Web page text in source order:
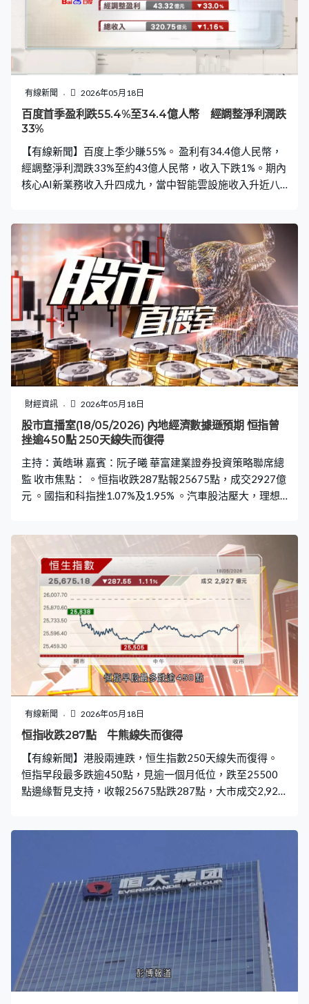
破底跌逾1%，本周派成績表的百度及網易亦下跌。車股捱
沽，新車減價的理想跌14%是表現最差藍籌，首季虧損擴
大的零跑跌近8%。內地4月經濟數據遜預期，內房股受
壓，其中，龍湖跌7%。中資電訊股逆市升，推出商用
Token套餐的中電信是最強勢藍籌。亞太區股市普遍向下，
日股一度跌逾千點，收市跌近1%、三連跌，南韓股市先跌
後升。
有線新聞 2026年05月18日
百度首季盈利跌55.4%至34.4億人幣 經調整淨利潤跌
33%
【有線新聞】百度上季少賺55%。 盈利有34.4億人民幣，
經調整淨利潤跌33%至約43億人民幣，收入下跌1%。期內
核心AI新業務收入升四成九，當中智能雲設施收入升近八
財經資訊 2026年05月18日
股市直播室(18/05/2026) 內地經濟數據遜預期 恒指曾
挫逾450點 250天線失而復得
主持：黃皓琳 嘉賓：阮子曦 華富建業證券投資策略聯席總
監 收市焦點： 。恒指收跌287點報25675點，成交2927億
元 。國指和科指挫1.07%及1.95% 。汽車股沽壓大，理想
續弱勢龍湖跌7.7% 。油價續高企，中海油及中石油逆市升
1.2%和0.9% 。半新股兆易創新創新高升8.1% 。中資電訊
股強勢，中國電信升6%最佳藍籌
有線新聞 2026年05月18日
恒指收跌287點 牛熊線失而復得
【有線新聞】港股兩連跌，恒生指數250天線失而復得。
恒指早段最多跌逾450點，見逾一個月低位，跌至25500
點邊緣暫見支持，收報25675點跌287點，大市成交2,927
受壓，龍湖跌7%，老鋪黃金亦跌逾4%。個別中資電訊股
逆市升，中電信、中聯通升6%及近4%，包辦藍籌升幅榜
首兩位。